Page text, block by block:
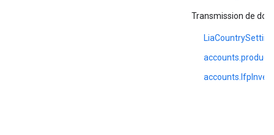
Transmission de